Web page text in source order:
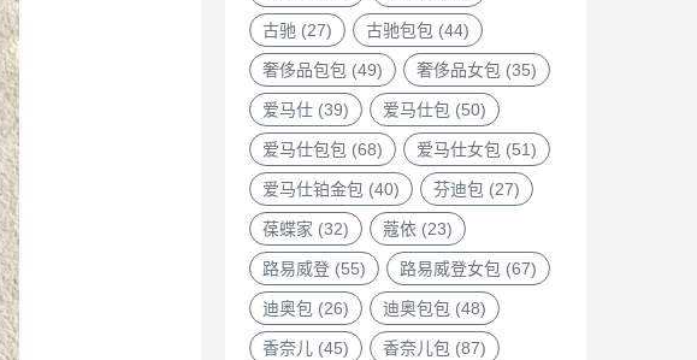
古驰 (27) 古驰包包 (44)
奢侈品包包 (49) 奢侈品女包 (35)
爱马仕 (39) 爱马仕包 (50)
爱马仕包包 (68) 爱马仕女包 (51)
爱马仕铂金包 (40) 芬迪包 (27)
葆蝶家 (32) 蔻依 (23)
路易威登 (55) 路易威登女包 (67)
迪奥包 (26) 迪奥包包 (48)
香奈儿 (45) 香奈儿包 (87)